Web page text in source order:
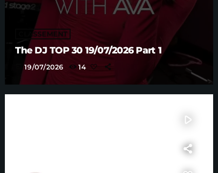
CLASSEMENT
The DJ TOP 30 19/07/2026 Part 1
19/07/2026 14
play_arrow